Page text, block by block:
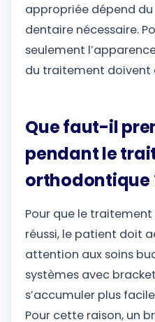
appropriée dépend
dentaire nécessaire.
seulement
du traitement doivent
Que faut-il
pendant le
orthodontique
Pour que le
réussi, le patient doit
attention aux soins
systèmes avec
s’accumuler plus
Pour cette raison, un